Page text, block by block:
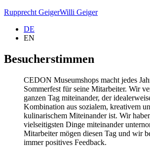
Rupprecht GeigerWilli Geiger
DE
EN
Besucherstimmen
CEDON Museumshops macht jedes
Sommerfest für seine Mitarbeiter. Wir
ganzen Tag miteinander, der
Kombination aus sozialem, kreativem
kulinarischem Miteinander ist. Wir
vielseitigsten Dinge miteinander
Mitarbeiter mögen diesen Tag und wir
immer positives Feedback.